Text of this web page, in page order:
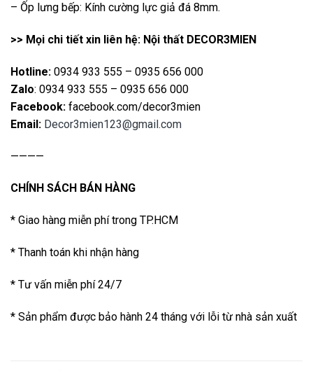
– Ốp lưng bếp: Kính cường lực giả đá 8mm.
>> Mọi chi tiết xin liên hệ: Nội thất DECOR3MIEN
Hotline: 0934 933 555 – 0935 656 000
Zalo: 0934 933 555 – 0935 656 000
Facebook: facebook.com/decor3mien
Email: Decor3mien123@gmail.com
————
CHÍNH SÁCH BÁN HÀNG
* Giao hàng miễn phí trong TP.HCM
* Thanh toán khi nhận hàng
* Tư vấn miễn phí 24/7
* Sản phẩm được bảo hành 24 tháng với lỗi từ nhà sản xuất